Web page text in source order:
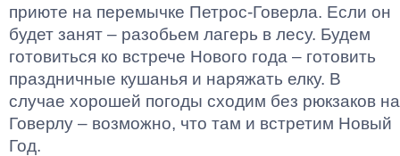
приюте на перемычке Петрос-Говерла. Если он
будет занят – разобьем лагерь в лесу. Будем
готовиться ко встрече Нового года – готовить
праздничные кушанья и наряжать елку. В
случае хорошей погоды сходим без рюкзаков на
Говерлу – возможно, что там и встретим Новый
Год.